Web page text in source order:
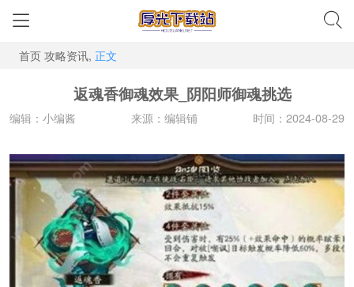
首页 攻略资讯, 正文
返魂香御魂效果_阴阳师御魂挑选
编辑：小编酱 来源：编辑铺 时间：2024-08-29